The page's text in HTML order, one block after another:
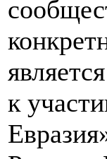
к